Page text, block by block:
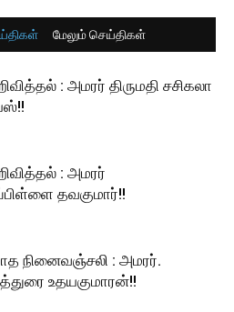
மேலும் செய்திகள்
: அமரர் திருமதி சசிகலா
: அமரர்
தவகுமார்!!
நினைவஞ்சலி : அமரர்.
உதயகுமாரன்!!